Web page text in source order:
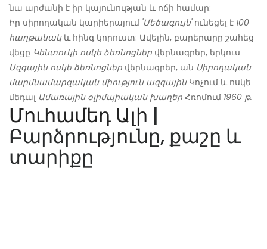
նա արժանի է իր կայունության և ոճի համար:
Իր սիրողական կարիերայում 'Մեծագույն'ունեցել է 100
հաղթանակև հինգ կորուստ: Ավելին, բարերարը շահեց
վեցը Կենտուկի ոսկե ձեռնոցներ վերնագրեր, երկուս
Ազգային ոսկե ձեռնոցներ վերնագրեր, ան Սիրողական
մարմնամարզական միություն ազգայինԿոչում և ոսկե
մեդալ Ամառային օլիմպիական խաղեր Հռոմում 1960 թ.
Մուհամեդ Ալի |
Բարձրությունը, քաշը և
տարիքը